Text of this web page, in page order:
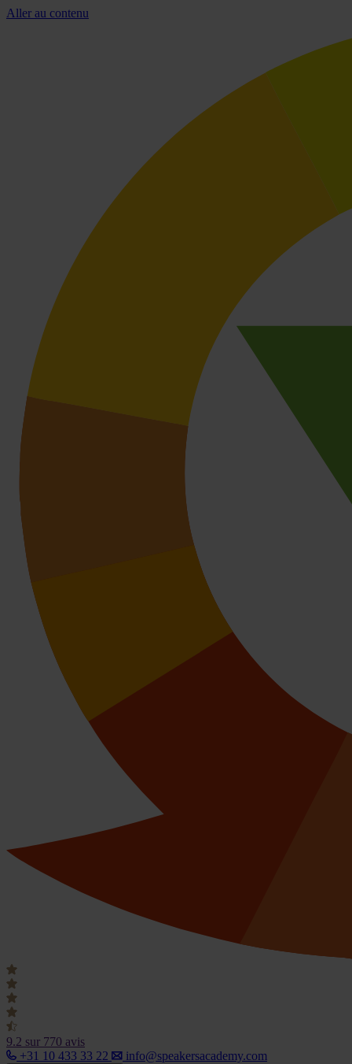
Aller au contenu
9.2 sur 770 avis
+31 10 433 33 22
info@speakersacademy.com